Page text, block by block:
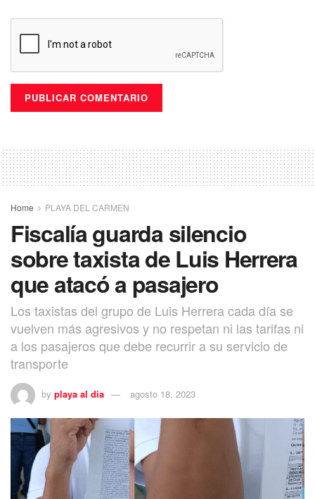
Home PLAYA DEL CARMEN
Fiscalía guarda silencio
sobre taxista de Luis Herrera
que atacó a pasajero
Los taxistas del grupo de Luis Herrera cada día se
vuelven más agresivos y no respetan ni las tarifas ni
a los pasajeros que debe recurrir a su servicio de
transporte
by playa al dia agosto 18, 2023